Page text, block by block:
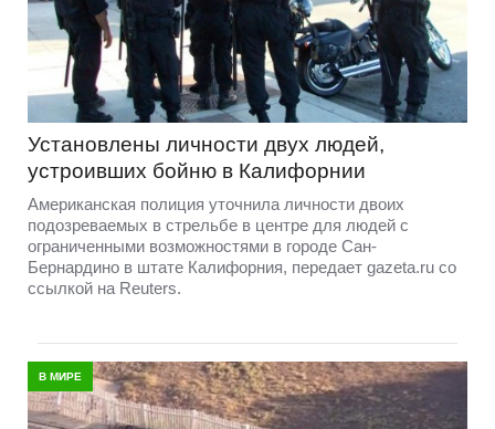
Установлены личности двух людей,
устроивших бойню в Калифорнии
Американская полиция уточнила личности двоих
подозреваемых в стрельбе в центре для людей с
ограниченными возможностями в городе Сан-
Бернардино в штате Калифорния, передает gazeta.ru со
ссылкой на Reuters.
В МИРЕ